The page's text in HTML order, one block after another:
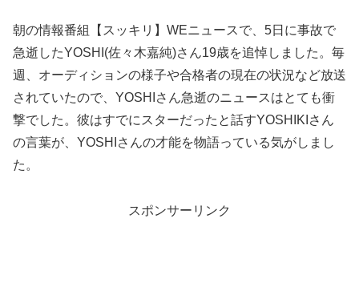
朝の情報番組【スッキリ】WEニュースで、5日に事故で
急逝したYOSHI(佐々木嘉純)さん19歳を追悼しました。毎
週、オーディションの様子や合格者の現在の状況など放送
されていたので、YOSHIさん急逝のニュースはとても衝
撃でした。彼はすでにスターだったと話すYOSHIKIさん
の言葉が、YOSHIさんの才能を物語っている気がしまし
た。
スポンサーリンク